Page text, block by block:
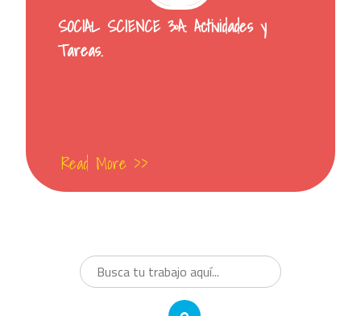
SOCIAL SCIENCE 3ºA. Actividades y
Tareas.
Read More >>